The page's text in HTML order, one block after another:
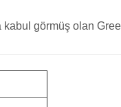
kabul görmüş olan